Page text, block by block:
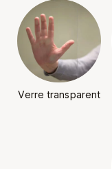
Verre transparent